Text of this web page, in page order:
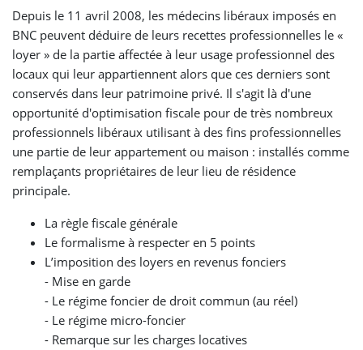
Depuis le 11 avril 2008, les médecins libéraux imposés en
BNC peuvent déduire de leurs recettes professionnelles le «
loyer » de la partie affectée à leur usage professionnel des
locaux qui leur appartiennent alors que ces derniers sont
conservés dans leur patrimoine privé. Il s'agit là d'une
opportunité d'optimisation fiscale pour de très nombreux
professionnels libéraux utilisant à des fins professionnelles
une partie de leur appartement ou maison : installés comme
remplaçants propriétaires de leur lieu de résidence
principale.
La règle fiscale générale
Le formalisme à respecter en 5 points
L’imposition des loyers en revenus fonciers
- Mise en garde
- Le régime foncier de droit commun (au réel)
- Le régime micro-foncier
- Remarque sur les charges locatives